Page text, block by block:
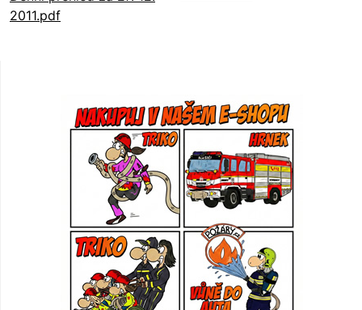
2011.pdf